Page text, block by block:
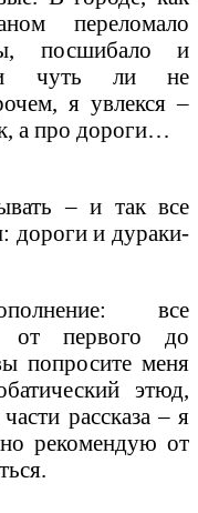
переломало
посшибало и
и чуть ли не
я увлекся –
а про дороги…
– и так все
дороги и дураки-
все
от первого до
попросите меня
этюд,
рассказа – я
рекомендую от